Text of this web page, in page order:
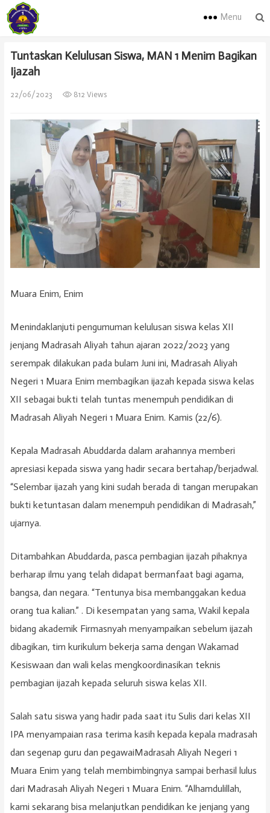
Menu
Tuntaskan Kelulusan Siswa, MAN 1 Menim Bagikan
Ijazah
22/06/2023 812 Views
Muara Enim, Enim
Menindaklanjuti pengumuman kelulusan siswa kelas XII
jenjang Madrasah Aliyah tahun ajaran 2022/2023 yang
serempak dilakukan pada bulam Juni ini, Madrasah Aliyah
Negeri 1 Muara Enim membagikan ijazah kepada siswa kelas
XII sebagai bukti telah tuntas menempuh pendidikan di
Madrasah Aliyah Negeri 1 Muara Enim. Kamis (22/6).
Kepala Madrasah Abuddarda dalam arahannya memberi
apresiasi kepada siswa yang hadir secara bertahap/berjadwal.
“Selembar ijazah yang kini sudah berada di tangan merupakan
bukti ketuntasan dalam menempuh pendidikan di Madrasah,”
ujarnya.
Ditambahkan Abuddarda, pasca pembagian ijazah pihaknya
berharap ilmu yang telah didapat bermanfaat bagi agama,
bangsa, dan negara. “Tentunya bisa membanggakan kedua
orang tua kalian.” . Di kesempatan yang sama, Wakil kepala
bidang akademik Firmasnyah menyampaikan sebelum ijazah
dibagikan, tim kurikulum bekerja sama dengan Wakamad
Kesiswaan dan wali kelas mengkoordinasikan teknis
pembagian ijazah kepada seluruh siswa kelas XII.
Salah satu siswa yang hadir pada saat itu Sulis dari kelas XII
IPA menyampaian rasa terima kasih kepada kepala madrasah
dan segenap guru dan pegawaiMadrasah Aliyah Negeri 1
Muara Enim yang telah membimbingnya sampai berhasil lulus
dari Madrasah Aliyah Negeri 1 Muara Enim. “Alhamdulillah,
kami sekarang bisa melanjutkan pendidikan ke jenjang yang